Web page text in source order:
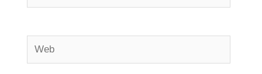
electrónico*
Web